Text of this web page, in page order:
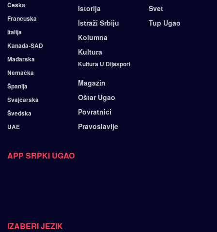
Češka
Francuska
Italija
Kanada-SAD
Mađarska
Nemačka
Španija
Švajcarska
Švedska
UAE
Istorija
Istraži Srbiju
Kolumna
Kultura
Kultura U Dijaspori
Magazin
Oštar Ugao
Povratnici
Pravoslavlje
Svet
Tup Ugao
APP SRPKI UGAO
IZABERI JEZIK